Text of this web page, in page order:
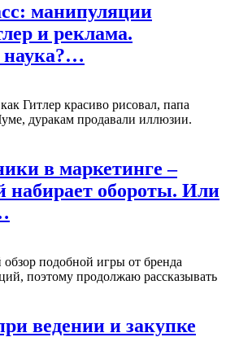
манипуляции
и реклама.
наука?…
Гитлер красиво рисовал, папа
дуракам продавали иллюзии.
в маркетинге –
набирает обороты. Или
подобной игры от бренда
поэтому продолжаю рассказывать
ведении и закупке